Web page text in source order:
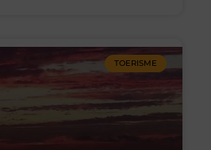
TOERISME